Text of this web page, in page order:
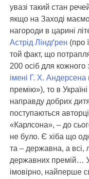
увазі такий стан
якщо на Заході
нагороди в царині
Астрід Ліндґрен (про
той факт, що
200 осіб для кожного
імені Г. Х. Андерсена
премію»), то в
направду добрих
поступаються
«Карлсона», – до
не було. Є хіба що
та – державна, а всі,
державних премій… У
імовірно, найперше